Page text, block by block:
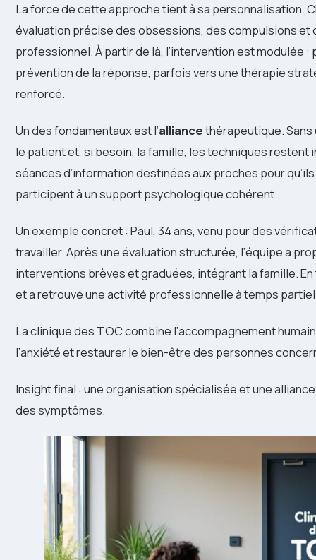
La force de cette approche tient à sa personnalisation.
évaluation précise des obsessions, des compulsions
professionnel. À partir de là, l’intervention est modulée
prévention de la réponse, parfois vers une thérapie
renforcé.
Un des fondamentaux est l’alliancethérapeutique.
le patient et, si besoin, la famille, les techniques restent
séances d’information destinées aux proches pour
participent à un support psychologique cohérent.
Un exemple concret : Paul, 34 ans, venu pour des
travailler. Après une évaluation structurée, l’équipe a
interventions brèves et graduées, intégrant la famille.
et a retrouvé une activité professionnelle à temps
La clinique des TOC combine l’accompagnement
l’anxiété et restaurer le bien-être des personnes
Insight final : une organisation spécialisée et une
des symptômes.